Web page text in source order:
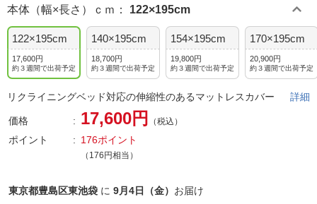
本体（幅×長さ）ｃｍ ： 122×195cm
122×195cm
17,600円
約３週間で出荷予定
140×195cm
18,700円
約３週間で出荷予定
154×195cm
19,800円
約３週間で出荷予定
170×195cm
20,900円
約３週間で出荷予定
リクライニングベッド対応の伸縮性のあるマットレスカバー 詳細
価格 17,600円 （税込）
ポイント 176ポイント
（176円相当）
東京都豊島区東池袋 に 9月4日（金） お届け